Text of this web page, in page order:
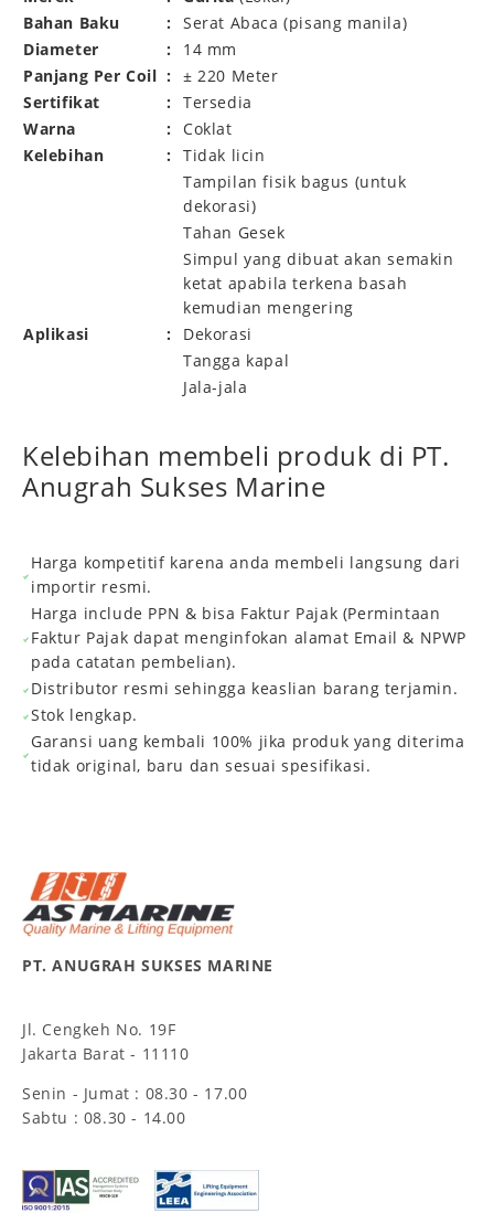
Bahan Baku
:
Serat Abaca (pisang manila)
Diameter
:
14 mm
Panjang Per Coil :
± 220 Meter
Sertifikat
:
Tersedia
Warna
:
Coklat
Kelebihan
:
Tidak licin
Tampilan fisik bagus (untuk
dekorasi)
Tahan Gesek
Simpul yang dibuat akan semakin
ketat apabila terkena basah
kemudian mengering
Aplikasi
:
Dekorasi
Tangga kapal
Jala-jala
Kelebihan membeli produk di PT.
Anugrah Sukses Marine
Harga kompetitif karena anda membeli langsung dari
importir resmi.
Harga include PPN & bisa Faktur Pajak (Permintaan
Faktur Pajak dapat menginfokan alamat Email & NPWP
pada catatan pembelian).
Distributor resmi sehingga keaslian barang terjamin.
Stok lengkap.
Garansi uang kembali 100% jika produk yang diterima
tidak original, baru dan sesuai spesifikasi.
PT. ANUGRAH SUKSES MARINE
Jl. Cengkeh No. 19F
Jakarta Barat - 11110
Senin - Jumat : 08.30 - 17.00
Sabtu : 08.30 - 14.00